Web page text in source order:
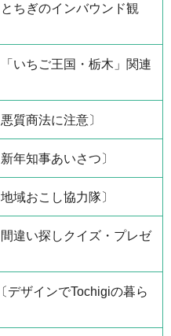
ちぎのインバウンド観
いちご王国・栃木」関連
質商法に注意〕
年知事あいさつ〕
域おこし協力隊〕
違い探しクイズ・プレゼ
デザインでTochigiの暮ら